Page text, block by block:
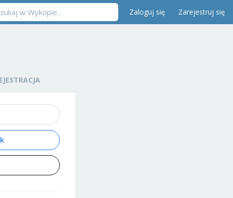
Zaloguj się Zarejestruj się